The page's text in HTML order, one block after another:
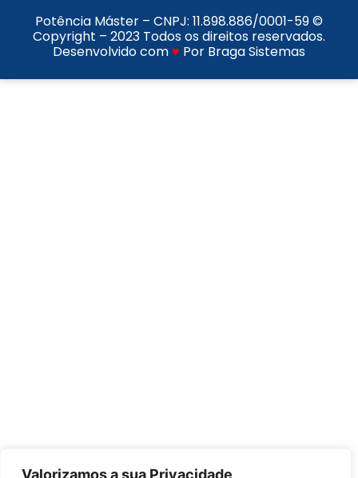
Valorizamos a sua Privacidade
Potência Máster – CNPJ: 11.898.886/0001-59©
Copyright – 2023 Todos os direitos reservados.
Desenvolvido com♥ Por Braga Sistemas